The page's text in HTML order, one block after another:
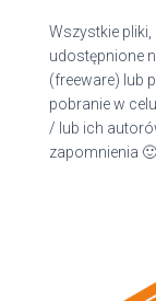
Wszystkie
udostępnione
(freeware) lub
pobranie w
/ lub ich
zapomnienia 🙂